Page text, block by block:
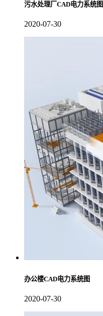
污水处理厂CAD电力系统图
2020-07-30
办公楼CAD电力系统图
2020-07-30